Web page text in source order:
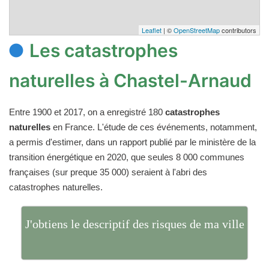
Leaflet | ©OpenStreetMapcontributors
Les catastrophes
naturelles à Chastel-Arnaud
Entre 1900 et 2017, on a enregistré 180 catastrophes
naturelles en France. L'étude de ces événements, notamment,
a permis d'estimer, dans un rapport publié par le ministère de la
transition énergétique en 2020, que seules 8 000 communes
françaises (sur preque 35 000) seraient à l'abri des
catastrophes naturelles.
J'obtiens le descriptif des risques de ma ville